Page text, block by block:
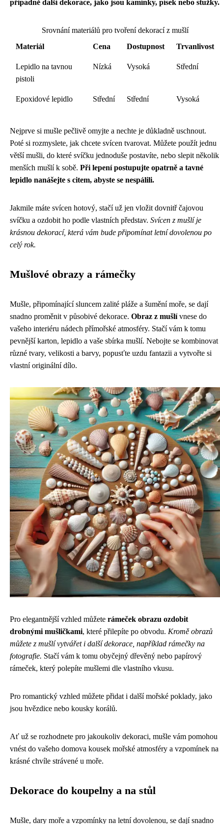
případně další dekorace, jako jsou kamínky, písek nebo stužky.
Srovnání materiálů pro tvoření dekorací z mušlí
Materiál
Cena Dostupnost Trvanlivost
Lepidlo na tavnou
pistoli
Nízká Vysoká Střední
Epoxidové lepidlo Střední Střední Vysoká
Nejprve si mušle pečlivě omyjte a nechte je důkladně uschnout.
Poté si rozmyslete, jak chcete svícen tvarovat. Můžete použít jednu
větší mušli, do které svíčku jednoduše postavíte, nebo slepit několik
menších mušlí k sobě. Při lepení postupujte opatrně a tavné
lepidlo nanášejte s citem, abyste se nespálili.
Jakmile máte svícen hotový, stačí už jen vložit dovnitř čajovou
svíčku a ozdobit ho podle vlastních představ. Svícen z mušlí je
krásnou dekorací, která vám bude připomínat letní dovolenou po
celý rok.
Mušlové obrazy a rámečky
Mušle, připomínající sluncem zalité pláže a šumění moře, se dají
snadno proměnit v působivé dekorace. Obraz z mušlívnese do
vašeho interiéru nádech přímořské atmosféry. Stačí vám k tomu
pevnější karton, lepidlo a vaše sbírka mušlí. Nebojte se kombinovat
různé tvary, velikosti a barvy, popusťte uzdu fantazii a vytvořte si
vlastní originální dílo.
Pro elegantnější vzhled můžete rámeček obrazu ozdobit
drobnými mušličkami, které přilepíte po obvodu. Kromě obrazů
můžete z mušlí vytvářet i další dekorace, například rámečky na
fotografie. Stačí vám k tomu obyčejný dřevěný nebo papírový
rámeček, který polepíte mušlemi dle vlastního vkusu.
Pro romantický vzhled můžete přidat i další mořské poklady, jako
jsou hvězdice nebo kousky korálů.
Ať už se rozhodnete pro jakoukoliv dekoraci, mušle vám pomohou
vnést do vašeho domova kousek mořské atmosféry a vzpomínek na
krásné chvíle strávené u moře.
Dekorace do koupelny a na stůl
Mušle, dary moře a vzpomínky na letní dovolenou, se dají snadno